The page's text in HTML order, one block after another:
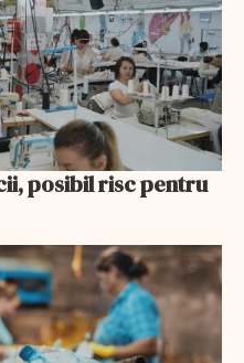
posibil risc pentru